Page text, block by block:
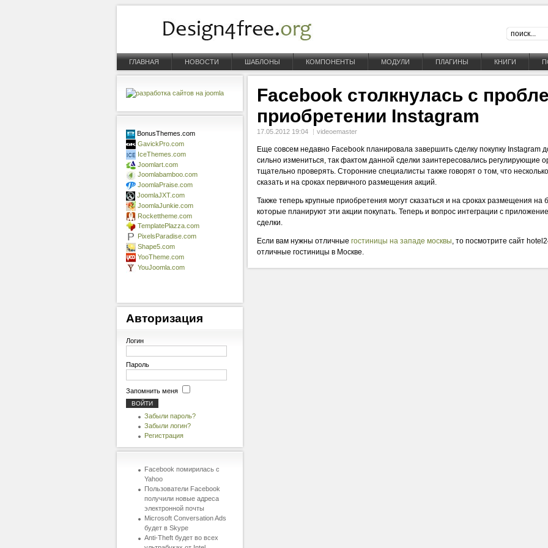
ГЛАВНАЯ НОВОСТИ ШАБЛОНЫ КОМПОНЕНТЫ МОДУЛИ ПЛАГИНЫ КНИГИ
Facebook столкнулась с
приобретении Instagram
17.05.2012 19:04 videoemaster
Еще совсем недавно Facebook планировала завершить сделку покупку Instagram
сильно измениться, так фактом данной сделки заинтересовались регулирующие
тщательно проверять. Сторонние специалисты также говорят о том, что
сказать и на сроках первичного размещения акций.
Также теперь крупные приобретения могут сказаться и на сроках размещения на
которые планируют эти акции покупать. Теперь и вопрос интеграции с
сделки.
Если вам нужны отличныегостиницы на западе москвы, то посмотрите сайт
отличные гостиницы в Москве.
BonusThemes.com
GavickPro.com
IceThemes.com
Joomlart.com
Joomlabamboo.com
JoomlaPraise.com
JoomlaJXT.com
JoomlaJunkie.com
Rockettheme.com
TemplatePlazza.com
PixelsParadise.com
Shape5.com
YooTheme.com
YouJoomla.com
Авторизация
Логин
Пароль
Запомнить меня
Забыли пароль?
Забыли логин?
Регистрация
Facebook помирилась с
Yahoo
Пользователи Facebook
получили новые адреса
электронной почты
Microsoft Conversation Ads
будет в Skype
Anti-Theft будет во всех